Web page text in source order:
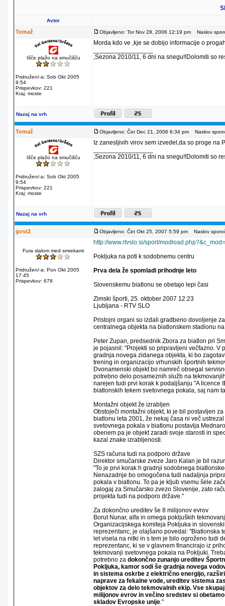
Avtor
Tomaž Objavljeno: Tor Nov 28, 2006 12:19 pm Naslov
Išče plažo na smučišču
Pridružen/-a: Sob Okt 2005
9:54
Prispevkov: 221
Kraj: moste
Morda kdo ve ,kje se dobijo informacije o
,Sezona 2010/11, 6 dni na snegu!!Dolomiti so
Nazaj na vrh
Tomaž Objavljeno: Čet Dec 21, 2006 6:34 pm Naslov
Išče plažo na smučišču
Pridružen/-a: Sob Okt 2005
9:54
Prispevkov: 221
Kraj: moste
Iz zanesljivih virov sem izvedel,da so proge na
,Sezona 2010/11, 6 dni na snegu!!Dolomiti so
Nazaj na vrh
gost2 Objavljeno: Čet Okt 25, 2007 5:59 pm Naslov
Fura slalom med smrekami
Pridružen/-a: Pon Okt 2005
17:45
Prispevkov: 678
http://www.rtvslo.si/sport/
Pokljuka na poti k sodobnemu centru
Prva dela že spomladi prihodnje leto
Slovenskemu biatlonu se obetajo lepi časi
Zimski športi, 25. oktober 2007 12:23
Ljubljana - RTV SLO
Pristojni organi so izdali gradbeno dovoljenje
centralnega objekta na biatlonskem stadionu
Peter Zupan, predsednik Zbora za biatlon pri
je pojasnil: "Projekti so pripravljeni večfazno. V
gradnja novega zidanega objekta, ki bo
trening in organizacijo vrhunskih športnih
Dvonamenski objekt bo namreč obsegal
potrebno delo posameznih služb na
narejen tudi prvi korak k podaljšanju "A licence
biatlonskih tekem svetovnega pokala, saj nam
Montažni objekt že izrabljen
Obstoječi montažni objekt, ki je bil postavljen
biatlonu leta 2001, že nekaj časa ni več
svetovnega pokala v biatlonu postavlja
obenem pa je objekt zaradi svoje starosti in
kazal znake izrabljenosti.
SZS računa tudi na podporo države
Direktor smučarske zveze Jaro Kalan je bil
"To je prvi korak h gradnji sodobnega
Nenazadnje bo omogočena tudi nadaljnja
pokala v biatlonu. To pa je kljub vsemu šele
zalogaj za Smučarsko zvezo Slovenije, zato
projekta tudi na podporo države."
Za dokončno ureditev še 8 milijonov evrov
Borut Nunar, alfa in omega pokljuških
Organizacijskega komiteja Pokljuka in
reprezentanc, je olajšano povedal: "Biatlonska
let visela na nitki in s tem je bilo ogroženo tudi
reprezentanc, ki se v glavnem financirajo iz
tekmovanji svetovnega pokala na Pokljuki.
potrebno za dokončno zunanjo ureditev
Pokljuka, kamor sodi še gradnja novega
in sistema oskrbe z električno energijo,
naprave za fekalne vode, ureditev sistema
objektov za delo tekmovalnih ekip. Vse
milijonov evrov in večino sredstev si
skladov Evropske unije."